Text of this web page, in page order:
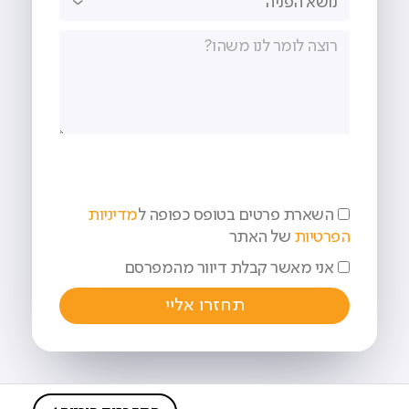
השארת פרטים בטופס כפופה למדיניות
הפרטיות של האתר
אני מאשר קבלת דיוור מהמפרסם
תחזרו אליי